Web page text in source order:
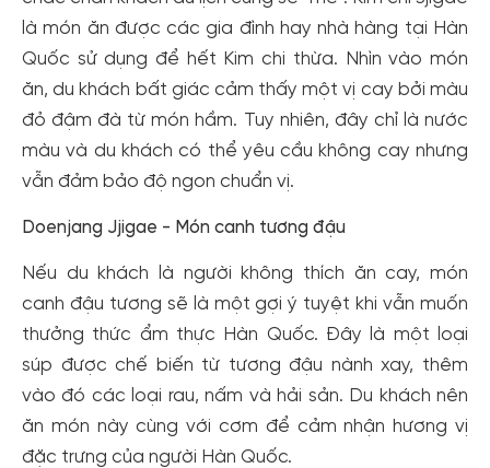
là món ăn được các gia đình hay nhà hàng tại Hàn
Quốc sử dụng để hết Kim chi thừa. Nhìn vào món
ăn, du khách bất giác cảm thấy một vị cay bởi màu
đỏ đậm đà từ món hầm. Tuy nhiên, đây chỉ là nước
màu và du khách có thể yêu cầu không cay nhưng
vẫn đảm bảo độ ngon chuẩn vị.
Doenjang Jjigae - Món canh tương đậu
Nếu du khách là người không thích ăn cay, món
canh đậu tương sẽ là một gợi ý tuyệt khi vẫn muốn
thưởng thức ẩm thực Hàn Quốc. Đây là một loại
súp được chế biến từ tương đậu nành xay, thêm
vào đó các loại rau, nấm và hải sản. Du khách nên
ăn món này cùng với cơm để cảm nhận hương vị
đặc trưng của người Hàn Quốc.